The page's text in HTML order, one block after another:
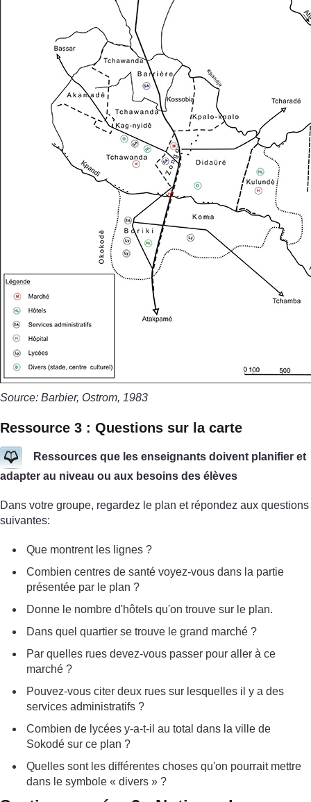
Source: Barbier, Ostrom, 1983
Ressource 3 : Questions sur la carte
Ressources que les enseignants doivent planifier et
adapter au niveau ou aux besoins des élèves
Dans votre groupe, regardez le plan et répondez aux questions
suivantes:
Que montrent les lignes ?
Combien centres de santé voyez-vous dans la partie
présentée par le plan ?
Donne le nombre d'hôtels qu'on trouve sur le plan.
Dans quel quartier se trouve le grand marché ?
Par quelles rues devez-vous passer pour aller à ce
marché ?
Pouvez-vous citer deux rues sur lesquelles il y a des
services administratifs ?
Combien de lycées y-a-t-il au total dans la ville de
Sokodé sur ce plan ?
Quelles sont les différentes choses qu'on pourrait mettre
dans le symbole « divers » ?